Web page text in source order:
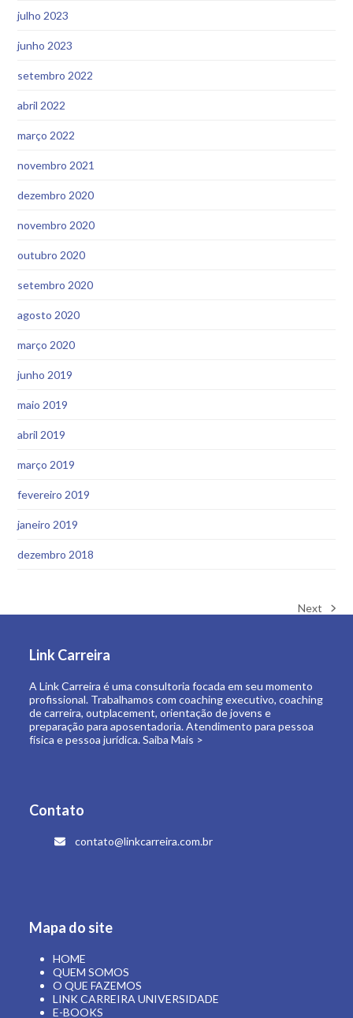
julho 2023
junho 2023
setembro 2022
abril 2022
março 2022
novembro 2021
dezembro 2020
novembro 2020
outubro 2020
setembro 2020
agosto 2020
março 2020
junho 2019
maio 2019
abril 2019
março 2019
fevereiro 2019
janeiro 2019
dezembro 2018
next
Next
Link Carreira
A Link Carreira é uma consultoria focada em seu momento
profissional. Trabalhamos com coaching executivo, coaching
de carreira, outplacement, orientação de jovens e
preparação para aposentadoria. Atendimento para pessoa
física e pessoa jurídica.Saiba Mais >
Contato
contato@linkcarreira.com.br
Mapa do site
HOME
QUEM SOMOS
O QUE FAZEMOS
LINK CARREIRA UNIVERSIDADE
E-BOOKS